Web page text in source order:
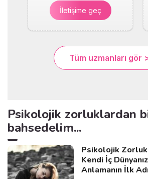
İletişime geç
Tüm uzmanları gör
Psikolojik zorluklardan
bahsedelim...
Psikolojik
Kendi İç
Anlamanın İlk